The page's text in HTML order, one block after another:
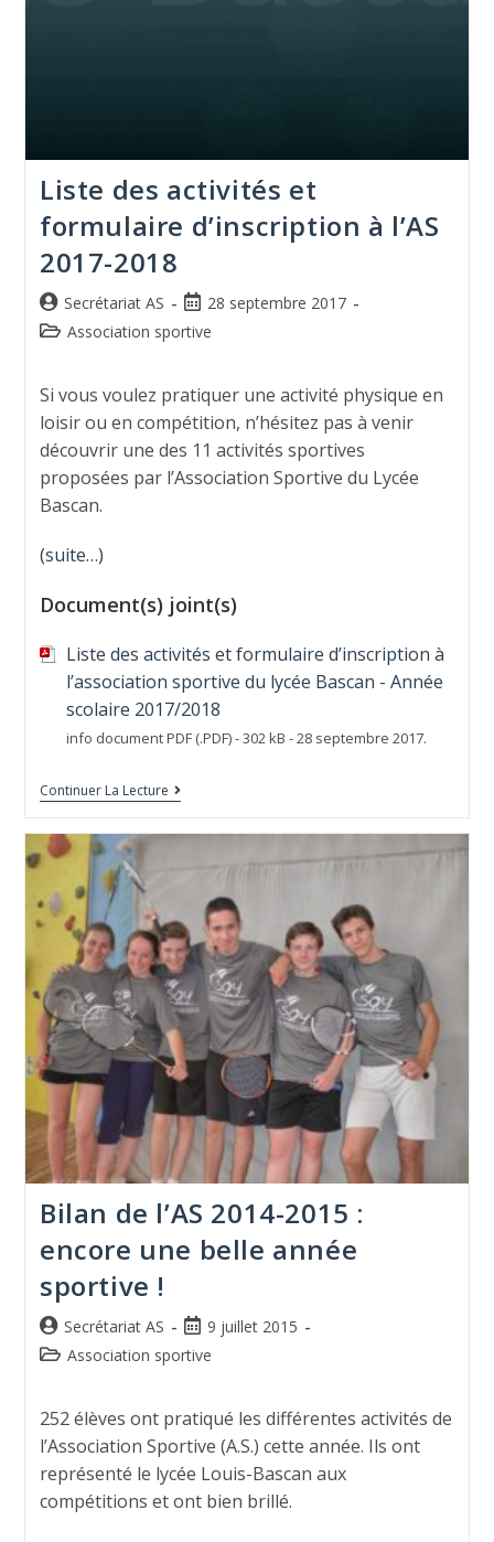
Liste des activités et
formulaire d’inscription à l’AS
2017-2018
Secrétariat AS
28 septembre 2017
Association sportive
Si vous voulez pratiquer une activité physique en
loisir ou en compétition, n’hésitez pas à venir
découvrir une des 11 activités sportives
proposées par l’Association Sportive du Lycée
Bascan.
(suite…)
Document(s) joint(s)
Liste des activités et formulaire d’inscription à
l’association sportive du lycée Bascan - Année
scolaire 2017/2018
info document PDF (.PDF) - 302 kB - 28 septembre 2017.
Continuer La Lecture
Bilan de l’AS 2014-2015 :
encore une belle année
sportive !
Secrétariat AS
9 juillet 2015
Association sportive
252 élèves ont pratiqué les différentes activités de
l’Association Sportive (A.S.) cette année. Ils ont
représenté le lycée Louis-Bascan aux
compétitions et ont bien brillé.